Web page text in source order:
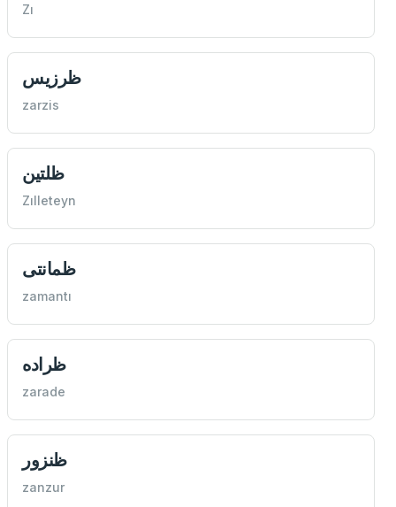
Zı
ظرزيس
zarzis
ظلتين
Zılleteyn
ظمانتی
zamantı
ظراده
zarade
ظنزور
zanzur